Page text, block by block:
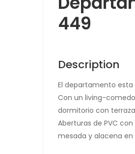
449
Description
El departamento
Con un living-
dormitorio con
Aberturas de PVC
mesada y alacena en